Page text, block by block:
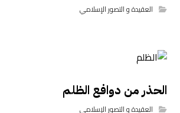
العقيدة و التصور الإسلامي
الحذر من دوافع الظلم
العقيدة و التصور الإسلامي